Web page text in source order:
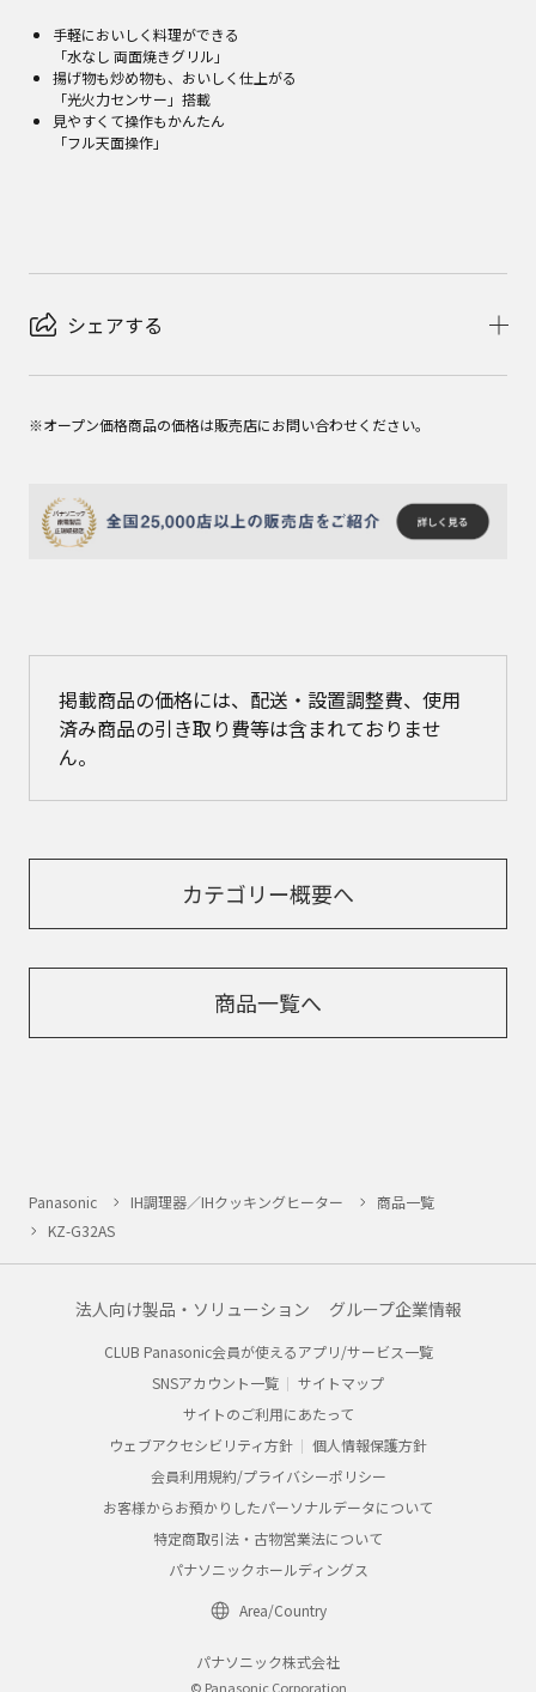
手軽においしく料理ができる
「水なし 両面焼きグリル」
揚げ物も炒め物も、おいしく仕上がる
「光火力センサー」搭載
見やすくて操作もかんたん
「フル天面操作」
シェアする
※オープン価格商品の価格は販売店にお問い合わせください。
掲載商品の価格には、配送・設置調整費、使用
済み商品の引き取り費等は含まれておりませ
ん。
カテゴリー概要へ
商品一覧へ
Panasonic IH調理器／IHクッキングヒーター
商品一覧
KZ-G32AS
法人向け製品・ソリューション グループ企業情報
CLUB Panasonic会員が使えるアプリ/サービス一覧
SNSアカウント一覧
サイトマップ
サイトのご利用にあたって
ウェブアクセシビリティ方針
個人情報保護方針
会員利用規約/プライバシーポリシー
お客様からお預かりしたパーソナルデータについて
特定商取引法・古物営業法について
パナソニックホールディングス
Area/Country
パナソニック株式会社
© Panasonic Corporation